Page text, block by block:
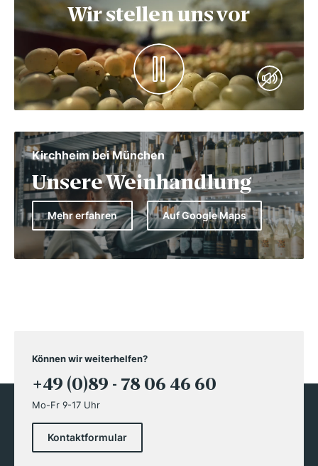
Wir stellen uns vor
Kirchheim bei München
Unsere Weinhandlung
Mehr erfahren Auf Google Maps
Können wir weiterhelfen?
+49 (0)89 - 78 06 46 60
Mo-Fr 9-17 Uhr
Kontaktformular